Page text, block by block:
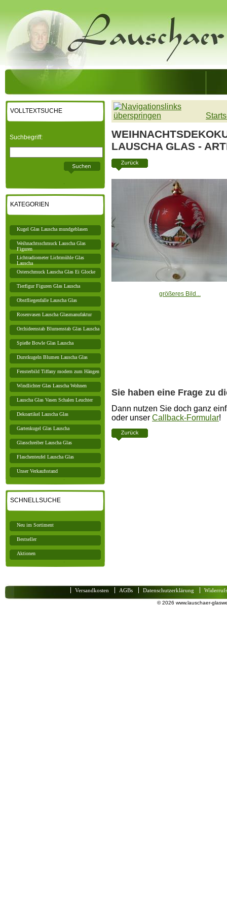
LAUSCHA GLAS -
größeres Bild...
Sie haben eine Frage zu
Dann nutzen Sie doch ganz
oder unser Callback-Formular!
VOLLTEXTSUCHE
Suchbegriff:
KATEGORIEN
Kugel Glas Lauscha mundgeblasen
Weihnachtsschmuck Lauscha Glas
Figuren
Lichtradiometer Lichtmühle Glas
Lauscha
Osterschmuck Lauscha Glas Ei Glocke
Tierfigur Figuren Glas Lauscha
Obstfliegenfalle Lauscha Glas
Rosenvasen Lauscha Glasmanufaktur
Orchideenstab Blumenstab Glas Lauscha
Spieße Bowle Glas Lauscha
Durstkugeln Blumen Lauscha Glas
Fensterbild Tiffany modern zum Hängen
Windlichter Glas Lauscha Wohnen
Lauscha Glas Vasen Schalen Leuchter
Dekoartikel Lauscha Glas
Gartenkugel Glas Lauscha
Glasschreiber Lauscha Glas
Flaschenteufel Lauscha Glas
Unser Verkaufsstand
SCHNELLSUCHE
Neu im Sortiment
Bestseller
Aktionen
Versandkosten AGBs Datenschutzerklärung
© 2026 www.lauschaer-